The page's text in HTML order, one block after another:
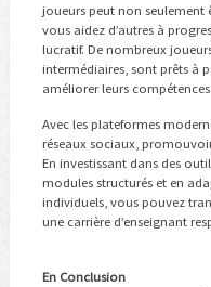
joueurs peut non seulement
vous aidez d’autres à
lucratif. De nombreux
intermédiaires, sont prêts à
améliorer leurs compétences.
Avec les plateformes
réseaux sociaux,
En investissant dans des
modules structurés et en
individuels, vous pouvez
une carrière d’enseignant
En Conclusion